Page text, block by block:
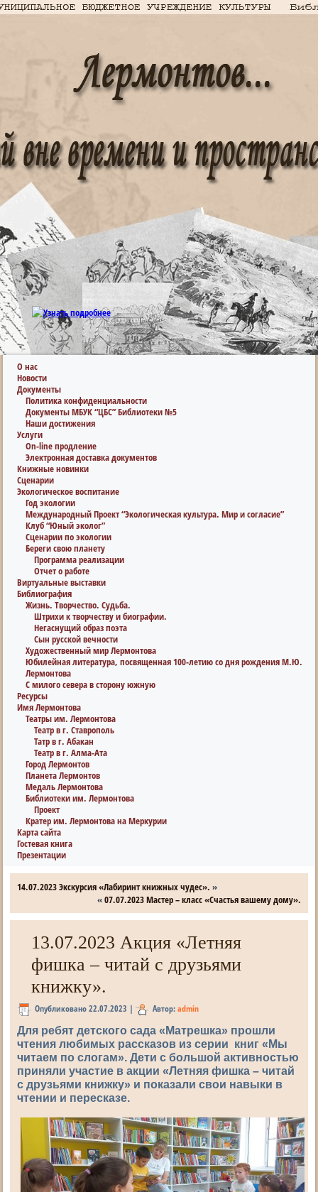
О нас
Новости
Документы
Политика конфиденциальности
Документы МБУК “ЦБС” Библиотеки №5
Наши достижения
Услуги
On-line продление
Электронная доставка документов
Книжные новинки
Сценарии
Экологическое воспитание
Год экологии
Международный Проект “Экологическая культура. Мир и согласие”
Клуб “Юный эколог”
Сценарии по экологии
Береги свою планету
Программа реализации
Отчет о работе
Виртуальные выставки
Библиография
Жизнь. Творчество. Судьба.
Штрихи к творчеству и биографии.
Негаснущий образ поэта
Сын русской вечности
Художественный мир Лермонтова
Юбилейная литература, посвященная 100-летию со дня рождения М.Ю.
Лермонтова
С милого севера в сторону южную
Ресурсы
Имя Лермонтова
Театры им. Лермонтова
Театр в г. Ставрополь
Татр в г. Абакан
Театр в г. Алма-Ата
Город Лермонтов
Планета Лермонтов
Медаль Лермонтова
Библиотеки им. Лермонтова
Проект
Кратер им. Лермонтова на Меркурии
Карта сайта
Гостевая книга
Презентации
14.07.2023 Экскурсия «Лабиринт книжных чудес». »
«07.07.2023 Мастер – класс «Счастья вашему дому».
13.07.2023 Акция «Летняя
фишка – читай с друзьями
книжку».
Опубликовано 22.07.2023 | Автор: admin
Для ребят детского сада «Матрешка» прошли
чтения любимых рассказов из серии книг «Мы
читаем по слогам». Дети с большой активностью
приняли участие в акции «Летняя фишка – читай
с друзьями книжку» и показали свои навыки в
чтении и пересказе.